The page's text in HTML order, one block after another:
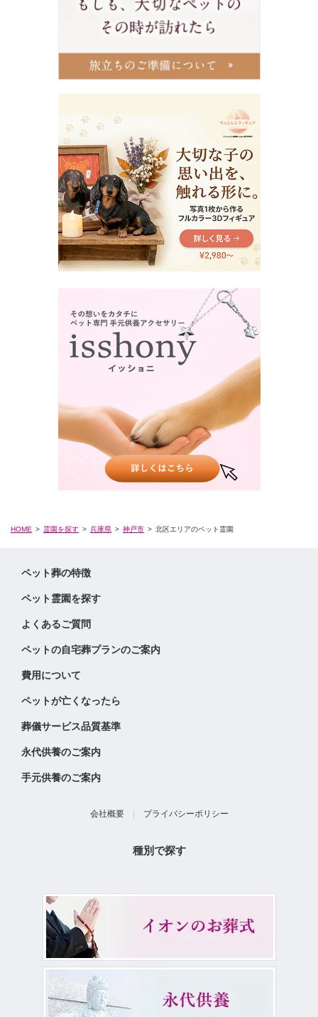
HOME 霊園を探す 兵庫県 神戸市 北区エリアのペット霊園
ペット葬の特徴
ペット霊園を探す
よくあるご質問
ペットの自宅葬プランのご案内
費用について
ペットが亡くなったら
葬儀サービス品質基準
永代供養のご案内
手元供養のご案内
会社概要| プライバシーポリシー
種別で探す